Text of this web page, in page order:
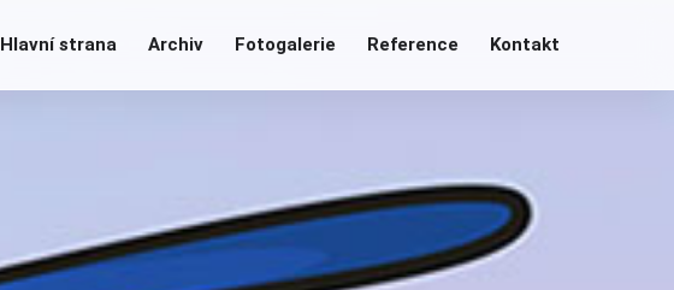
Hlavní strana Archiv Fotogalerie Reference Kontakt